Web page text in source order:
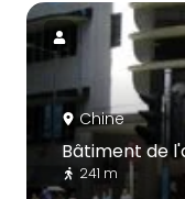
Chine
Bâtiment de
241 m